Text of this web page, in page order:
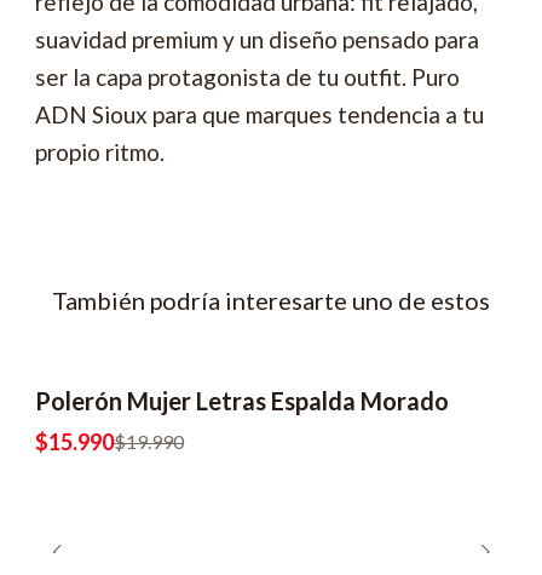
suavidad premium y un diseño pensado para
ser la capa protagonista de tu outfit. Puro
ADN Sioux para que marques tendencia a tu
propio ritmo.
También podría interesarte uno de estos
Polerón Mujer Letras Espalda Morado
$15.990$19.990